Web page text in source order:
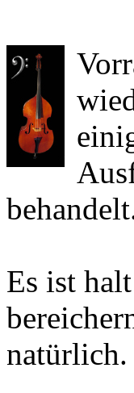
Es ist
natürlich.